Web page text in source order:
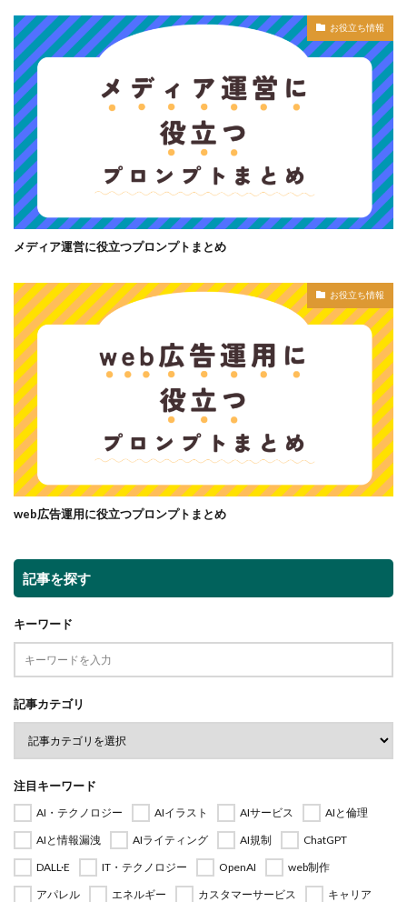
お役立ち情報
メディア運営に役立つプロンプトまとめ
お役立ち情報
web広告運用に役立つプロンプトまとめ
記事を探す
キーワード
記事カテゴリ
注目キーワード
AI・テクノロジー AIイラスト AIサービス
AIと倫理
AIと情報漏洩
AIライティング AI規制
ChatGPT
DALL·E
IT・テクノロジー OpenAI
web制作
アパレル
エネルギー カスタマーサービス
キャリア